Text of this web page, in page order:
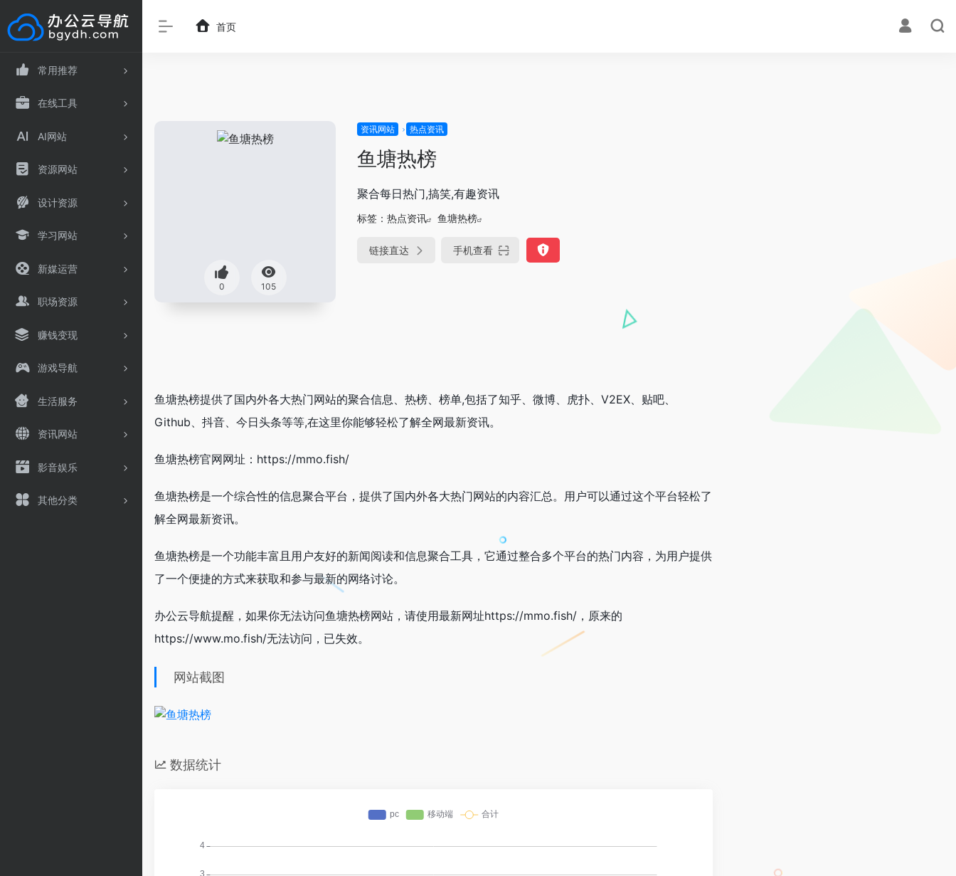
常用推荐
在线工具
AI网站
资源网站
设计资源
学习网站
新媒运营
职场资源
赚钱变现
游戏导航
生活服务
资讯网站
影音娱乐
其他分类
首页
0 105
资讯网站 热点资讯
鱼塘热榜
聚合每日热门,搞笑,有趣资讯
标签： 热点资讯 鱼塘热榜
链接直达 手机查看
鱼塘热榜提供了国内外各大热门网站的聚合信息、热榜、榜单,包括了知乎、微博、虎扑、V2EX、贴吧、
Github、抖音、今日头条等等,在这里你能够轻松了解全网最新资讯。
鱼塘热榜官网网址：https://mmo.fish/
鱼塘热榜是一个综合性的信息聚合平台，提供了国内外各大热门网站的内容汇总。用户可以通过这个平台轻松了
解全网最新资讯。
鱼塘热榜是一个功能丰富且用户友好的新闻阅读和信息聚合工具，它通过整合多个平台的热门内容，为用户提供
了一个便捷的方式来获取和参与最新的网络讨论。
办公云导航提醒，如果你无法访问鱼塘热榜网站，请使用最新网址https://mmo.fish/，原来的
https://www.mo.fish/无法访问，已失效。
网站截图
数据统计